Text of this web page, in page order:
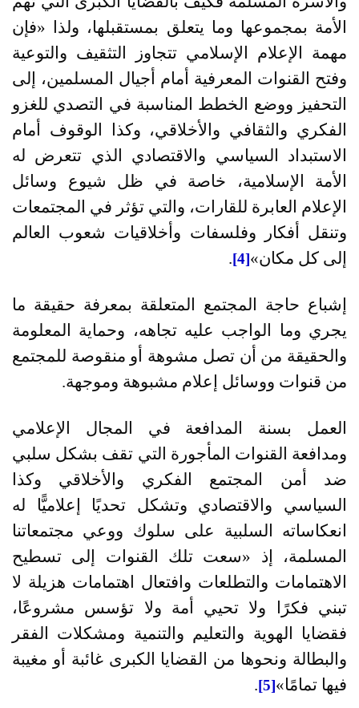
الأمة بمجموعها وما يتعلق بمستقبلها، ولذا «فإن
مهمة الإعلام الإسلامي تتجاوز التثقيف والتوعية
وفتح القنوات المعرفية أمام أجيال المسلمين، إلى
التحفيز ووضع الخطط المناسبة في التصدي للغزو
الفكري والثقافي والأخلاقي، وكذا الوقوف أمام
الاستبداد السياسي والاقتصادي الذي تتعرض له
الأمة الإسلامية، خاصة في ظل شيوع وسائل
الإعلام العابرة للقارات، والتي تؤثر في المجتمعات
وتنقل أفكار وفلسفات وأخلاقيات شعوب العالم
إلى كل مكان»[4]
.
إشباع حاجة المجتمع المتعلقة بمعرفة حقيقة ما
يجري وما الواجب عليه تجاهه، وحماية المعلومة
والحقيقة من أن تصل مشوهة أو منقوصة للمجتمع
من قنوات ووسائل إعلام مشبوهة وموجهة.
العمل بسنة المدافعة في المجال الإعلامي
ومدافعة القنوات المأجورة التي تقف بشكل سلبي
ضد أمن المجتمع الفكري والأخلاقي وكذا
السياسي والاقتصادي وتشكل تحديًا إعلاميًّا له
انعكاساته السلبية على سلوك ووعي مجتمعاتنا
المسلمة، إذ «سعت تلك القنوات إلى تسطيح
الاهتمامات والتطلعات وافتعال اهتمامات هزيلة لا
تبني فكرًا ولا تحيي أمة ولا تؤسس مشروعًا،
فقضايا الهوية والتعليم والتنمية ومشكلات الفقر
والبطالة ونحوها من القضايا الكبرى غائبة أو مغيبة
فيها تمامًا»
[5]
.